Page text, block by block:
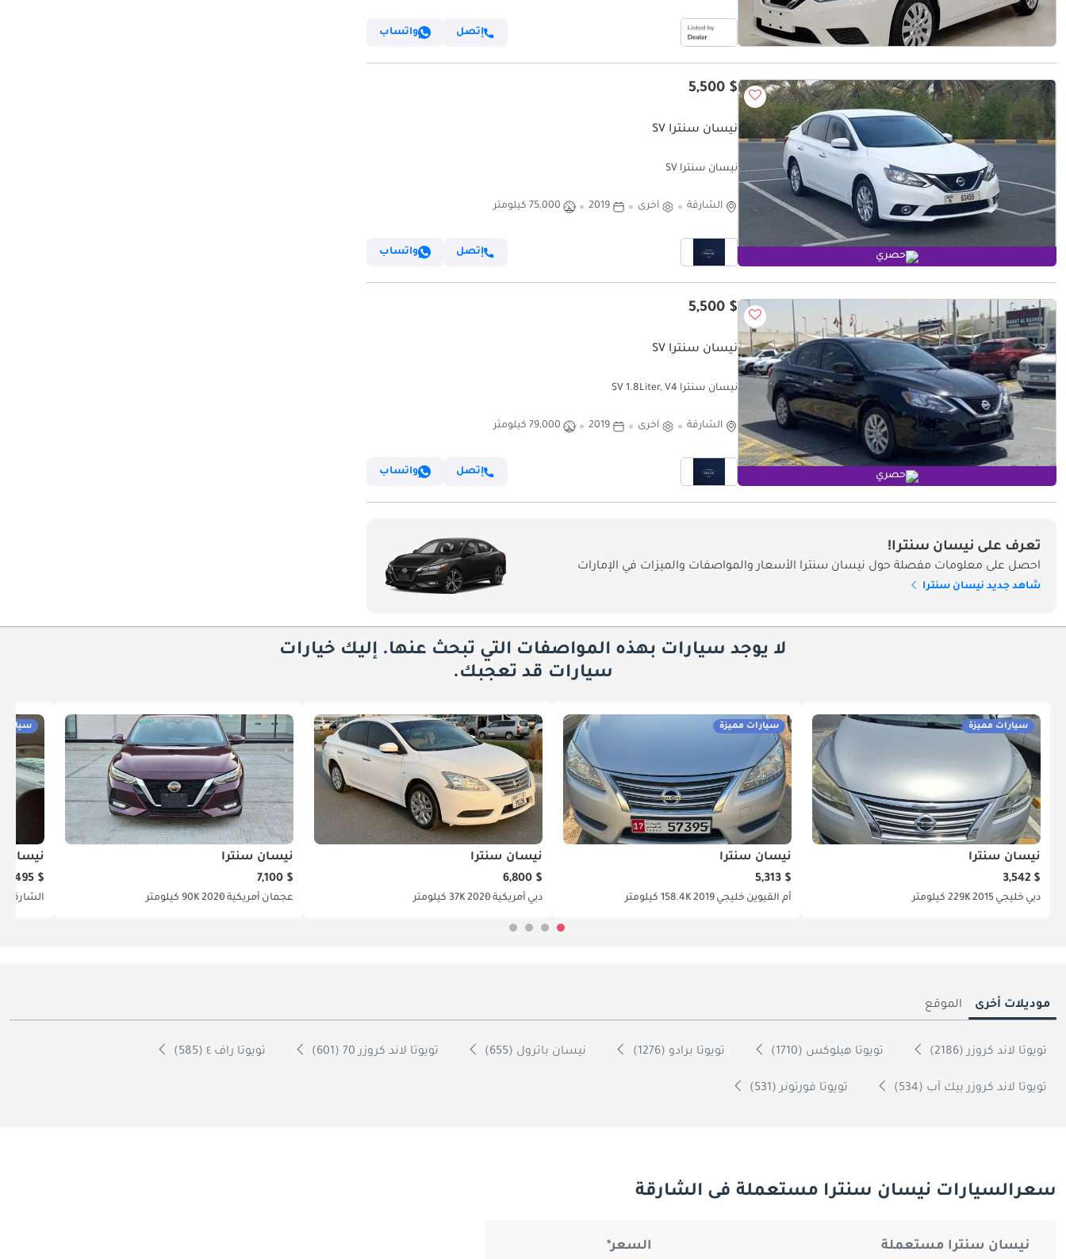
إتصل واتساب
حصري
$ 5,500
نيسان سنترا SV
نيسان سنترا SV
الشارقة أخرى 2019 75,000 كيلومتر
إتصل واتساب
حصري
$ 5,500
نيسان سنترا SV
نيسان سنترا SV 1.8Liter, V4
الشارقة أخرى 2019 79,000 كيلومتر
إتصل واتساب
تعرف على نيسان سنترا!
احصل على معلومات مفصلة حول نيسان سنترا الأسعار والمواصفات والميزات في الإمارات
شاهد جديد نيسان سنترا
لا يوجد سيارات بهذه المواصفات التي تبحث عنها. إليك خيارات
سيارات قد تعجبك.
سيارات مميزة
نيسان سنترا
$ 3,542
دبي خليجي 2015229K كيلومتر
سيارات مميزة
نيسان سنترا
$ 5,313
أم القيوين خليجي 2019158.4K كيلومتر
نيسان سنترا
$ 6,800
دبي أمريكية202037K كيلومتر
نيسان سنترا
$ 7,100
عجمان أمريكية202090K كيلومتر
نيسان
$ 4,495
الشارقة
موديلات أخرى الموقع
تويوتا لاند كروزر (2186) تويوتا هيلوكس (1710) تويوتا برادو (1276) نيسان باترول (655) تويوتا لاند كروزر 70 (601) تويوتا راف ٤ (585)
تويوتا لاند كروزر بيك آب (534) تويوتا فورتونر (531)
سعرالسيارات نيسان سنترا مستعملة فى الشارقة
نيسان سنترا مستعملة السعر*